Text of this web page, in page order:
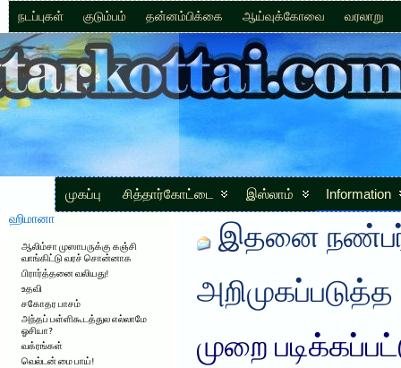
நடப்புகள் குடும்பம் தன்னம்பிக்கை ஆய்வுக்கோவை வரலாறு
முகப்பு சித்தார்கோட்டை இஸ்லாம் Information
ஹிமானா
ஆலிம்சா முஸாபருக்கு கஞ்சி
வாங்கிட்டு வரச் சொன்னாக
பிரார்த்தனை வலியது!
உதவி
சகோதர பாசம்
அந்தப் பள்ளிகூடத்துல எல்லாமே
ஓசியா?
வக்ரங்கள்
வெல்டன் மை பாய்!
இதனை
அறிமுகப்படுத்த
முறை